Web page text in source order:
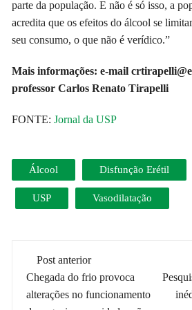
parte da população. E não é só isso, a
acredita que os efeitos do álcool se
seu consumo, o que não é verídico.”
Mais informações: e-mail
professor Carlos Renato Tirapelli
FONTE:Jornal da USP
Álcool Disfunção Erétil
USP Vasodilatação
Navegação
de
Post anterior
Chegada do frio provoca
alterações no funcionamento